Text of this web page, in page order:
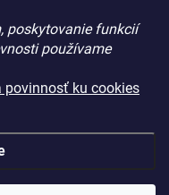
poskytovanie funkcií
používame
povinnosť ku cookies
dielov pre vaše
máme pre vás
– Týmto krokom si
produkty.
času a pomôžu nájsť
práva vyhradené.Upraviť